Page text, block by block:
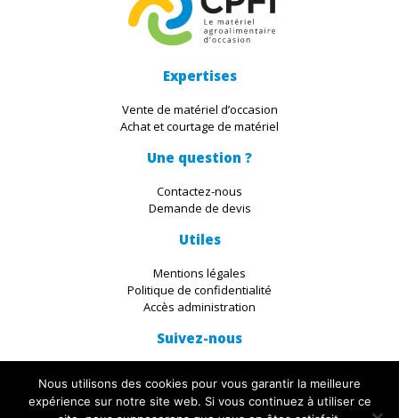
Expertises
Vente de matériel d’occasion
Achat et courtage de matériel
Une question ?
Contactez-nous
Demande de devis
Utiles
Mentions légales
Politique de confidentialité
Accès administration
Suivez-nous
Nous utilisons des cookies pour vous garantir la meilleure
expérience sur notre site web. Si vous continuez à utiliser ce